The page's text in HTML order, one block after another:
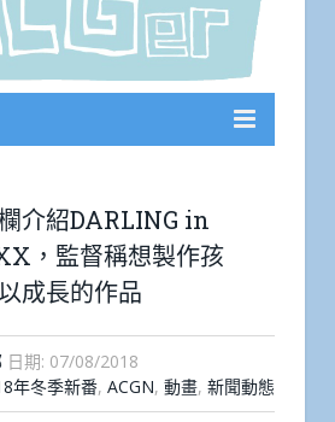
介紹DARLING in
，監督稱想製作孩
成長的作品
日期: 07/08/2018
年冬季新番, ACGN, 動畫, 新聞動態